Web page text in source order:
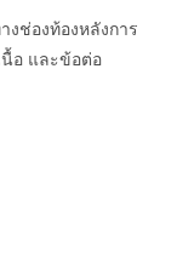
งช่องท้องหลังการ
อ และข้อต่อ